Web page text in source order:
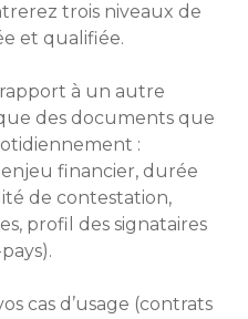
trois niveaux de
et qualifiée.
à un autre
des documents que
:
financier, durée
de contestation,
profil des signataires
cas d’usage (contrats